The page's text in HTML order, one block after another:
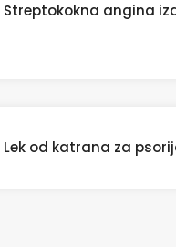
Streptokokna angina
Lek od katrana za